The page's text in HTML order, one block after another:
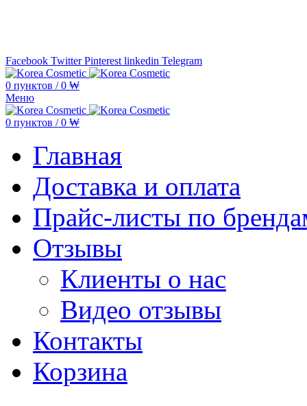
Facebook Twitter Pinterest linkedin Telegram
0 пунктов / 0 ₩
Меню
0 пунктов / 0 ₩
Главная
Доставка и оплата
Прайс-листы по
Отзывы
Клиенты о нас
Видео отзывы
Контакты
Корзина